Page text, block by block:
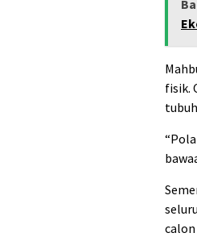
fisik.
“Pola
calon